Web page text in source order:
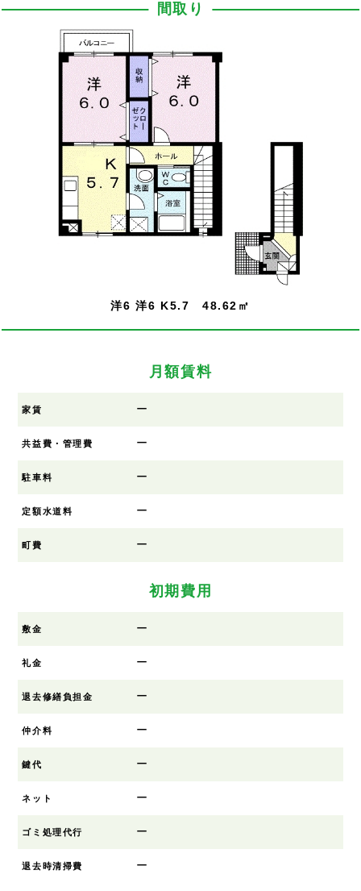
間取り
洋6 洋6 K5.7 48.62㎡
月額賃料
家賃 ー
共益費・管理費 ー
駐車料 ー
定額水道料 ー
町費 ー
初期費用
敷金 ー
礼金 ー
退去修繕負担金 ー
仲介料 ー
鍵代 ー
ネット ー
ゴミ処理代行 ー
退去時清掃費 ー